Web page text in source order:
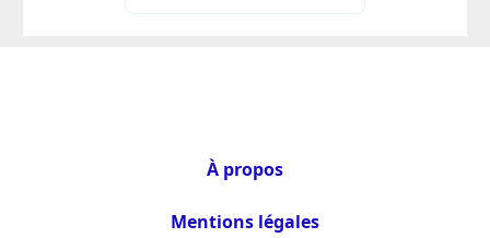
À propos
Mentions légales